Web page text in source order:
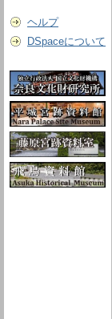
ヘルプ
DSpaceについて